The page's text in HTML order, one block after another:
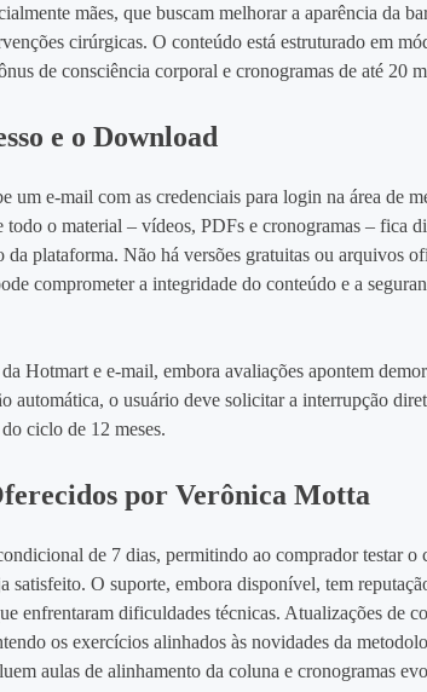
mães, que buscam melhorar a aparência da
cirúrgicas. O conteúdo está estruturado em
de consciência corporal e cronogramas de até 20
e o Download
um e‑mail com as credenciais para login na área de
todo o material – vídeos, PDFs e cronogramas – fica
plataforma. Não há versões gratuitas ou arquivos
comprometer a integridade do conteúdo e a
Hotmart e e‑mail, embora avaliações apontem
automática, o usuário deve solicitar a interrupção
ciclo de 12 meses.
por Verônica Motta
de 7 dias, permitindo ao comprador testar o
satisfeito. O suporte, embora disponível, tem
enfrentaram dificuldades técnicas. Atualizações de
os exercícios alinhados às novidades da
aulas de alinhamento da coluna e cronogramas